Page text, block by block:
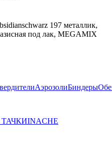
197 металлик,
под лак, MEGAMIX
АэрозолиБиндеры
INACHE